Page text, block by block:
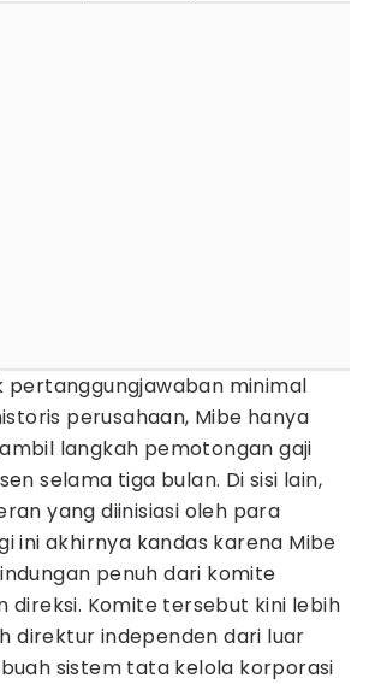
pertanggungjawaban minimal
perusahaan, Mibe hanya
langkah pemotongan gaji
selama tiga bulan. Di sisi lain,
yang diinisiasi oleh para
ini akhirnya kandas karena Mibe
penuh dari komite
direksi. Komite tersebut kini lebih
direktur independen dari luar
sistem tata kelola korporasi